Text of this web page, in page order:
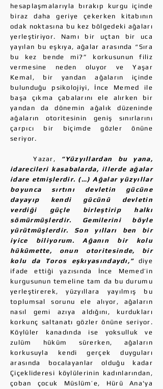
hesaplaşmalarıyla bırakıp kurgu içinde
biraz daha geriye çekerken kitabının
odak noktasına bu kez bölgedeki ağaları
yerleştiriyor. Namı bir uçtan bir uca
yayılan bu eşkıya, ağalar arasında “Sıra
bu kez bende mi?” korkusunun filiz
vermesine neden oluyor ve Yaşar
Kemal, bir yandan ağaların içinde
bulunduğu psikolojiyi, İnce Memed ile
başa çıkma çabalarını ele alırken bir
yandan da dönemin ağalık düzeninde
ağaların otoritesinin geniş sınırlarını
çarpıcı bir biçimde gözler önüne
seriyor.
Yazar,
“Yüzyıllardan bu yana,
idarecileri kasabalarda, illerde ağalar
idare etmişlerdir. (…) Ağalar yüzyıllar
boyunca sırtını devletin gücüne
dayayıp kendi gücünü devletin
verdiği güçle birleştirip halkı
sömürmüşlerdir. Gemilerini böyle
yürütmüşlerdir. Son yılları ben bir
iyice biliyorum. Ağanın bir kolu
hükümette, onun otoritesinde, bir
kolu da Toros eşkıyasındaydı,” diye
ifade ettiği yazısında İnce Memed’in
kurgusunun temeline tam da bu durumu
yerleştirerek, yüzyıllara yayılmış bu
toplumsal sorunu ele alıyor, ağaların
nasıl gemi azıya aldığını, kurdukları
korkunç saltanatı gözler önüne seriyor.
Köylüler kanadında ise yoksulluk ve
zulüm hüküm sürerken, ağaların
korkusuyla kendi gerçek duyguları
arasında bocalayanlar olduğu kadar
Çiçeklideresi köylülerinin kadınlarından,
çoban çocuk Müslüm’e, Hürü Ana'ya